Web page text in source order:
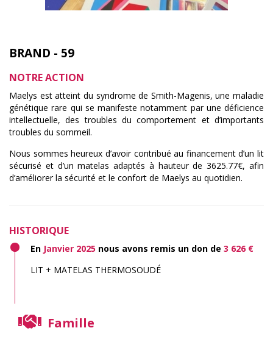
BRAND - 59
NOTRE ACTION
Maelys est atteint du syndrome de Smith-Magenis, une maladie
génétique rare qui se manifeste notamment par une déficience
intellectuelle, des troubles du comportement et d’importants
troubles du sommeil.
Nous sommes heureux d’avoir contribué au financement d’un lit
sécurisé et d’un matelas adaptés à hauteur de 3625.77€, afin
d’améliorer la sécurité et le confort de Maelys au quotidien.
HISTORIQUE
En Janvier 2025 nous avons remis un don de 3 626 €
LIT + MATELAS THERMOSOUDÉ
Famille